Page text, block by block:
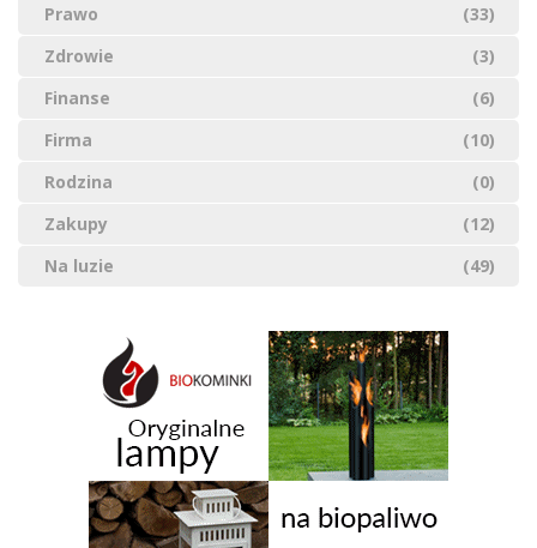
Prawo
(33)
Zdrowie
(3)
Finanse
(6)
Firma
(10)
Rodzina
(0)
Zakupy
(12)
Na luzie
(49)